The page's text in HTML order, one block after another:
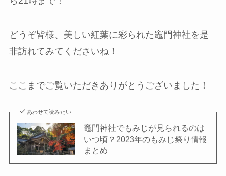
どうぞ皆様、美しい紅葉に彩られた竈門神社を是
非訪れてみてくださいね！
ここまでご覧いただきありがとうございました！
あわせて読みたい
竈⾨神社でもみじが⾒られるのは
いつ頃？2023年のもみじ祭り情報
まとめ